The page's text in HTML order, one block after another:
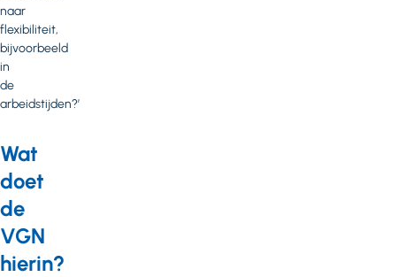
naar
flexibiliteit,
bijvoorbeeld
in
de
arbeidstijden?’
Wat
doet
de
VGN
hierin?